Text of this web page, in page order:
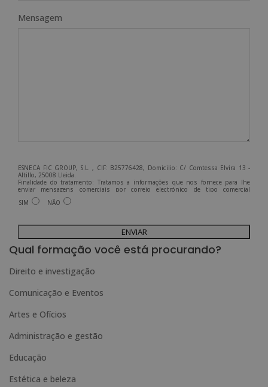
Mensagem
ESNECA FIC GROUP, S.L. , CIF: B25776428, Domicilio: C/ Comtessa Elvira 13 -
Altillo, 25008 Lleida.
Finalidade do tratamento: Tratamos a informações que nos fornece para lhe
enviar mensagens comerciais por correio electrónico de tipo comercial
relacionadas com os produtos oferecidos e outros produtos que possam ser do
seu interesse.
contactando-nos para o endereço admin@grupoesneca.com.
Para mais informações, consulte a nossa Política de Privacidade.
Deseja receber informação comercial (por telefone e/ou correio electrónico):
SIM NÃO
A
l
e
r
n
i
v
Qual formação você está procurando?
Direito e investigação
Comunicação e Eventos
Artes e Ofícios
Administração e gestão
Educação
Estética e beleza